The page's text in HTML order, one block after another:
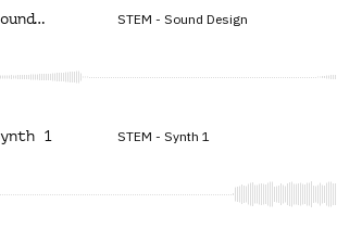
STEM - Sound Design
1 STEM - Synth 1